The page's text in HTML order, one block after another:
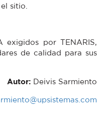
sitio.
exigidos por TENARIS,
de calidad para sus
Autor: Deivis Sarmiento